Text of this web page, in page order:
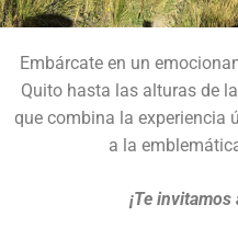
Embárcate en un
Quito hasta las alturas de
que combina la experiencia
a la
¡Te